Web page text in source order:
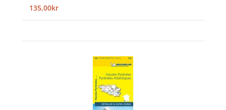
135,00kr